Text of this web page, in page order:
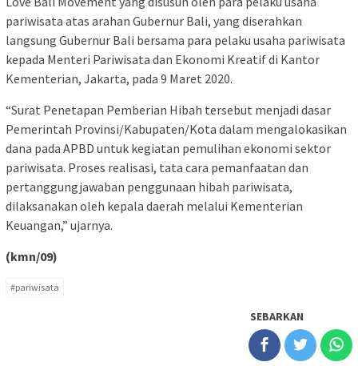
pariwisata atas arahan Gubernur Bali, yang diserahkan
langsung Gubernur Bali bersama para pelaku usaha pariwisata
kepada Menteri Pariwisata dan Ekonomi Kreatif di Kantor
Kementerian, Jakarta, pada 9 Maret 2020.
“Surat Penetapan Pemberian Hibah tersebut menjadi dasar
Pemerintah Provinsi/Kabupaten/Kota dalam mengalokasikan
dana pada APBD untuk kegiatan pemulihan ekonomi sektor
pariwisata. Proses realisasi, tata cara pemanfaatan dan
pertanggungjawaban penggunaan hibah pariwisata,
dilaksanakan oleh kepala daerah melalui Kementerian
Keuangan,” ujarnya.
(kmn/09)
#pariwisata
SEBARKAN